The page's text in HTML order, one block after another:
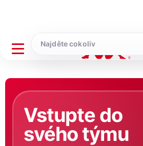
Vstupte do
svého týmu